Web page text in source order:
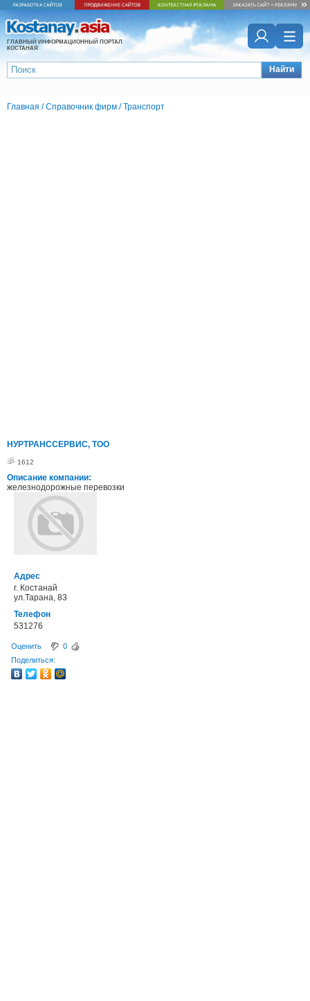
ГЛАВНЫЙ ИНФОРМАЦИОННЫЙ ПОРТАЛ
КОСТАНАЯ
Найти
Главная /Справочник фирм /Транспорт
НУРТРАНССЕРВИС, ТОО
1612
Описание компании:
железнодорожные перевозки
Адрес
г. Костанай
ул.Тарана, 83
Телефон
531276
Оценить
0
Поделиться: